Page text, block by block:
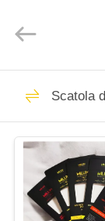
CASA
CIRCA
NOI
trading
Rights
Scatola